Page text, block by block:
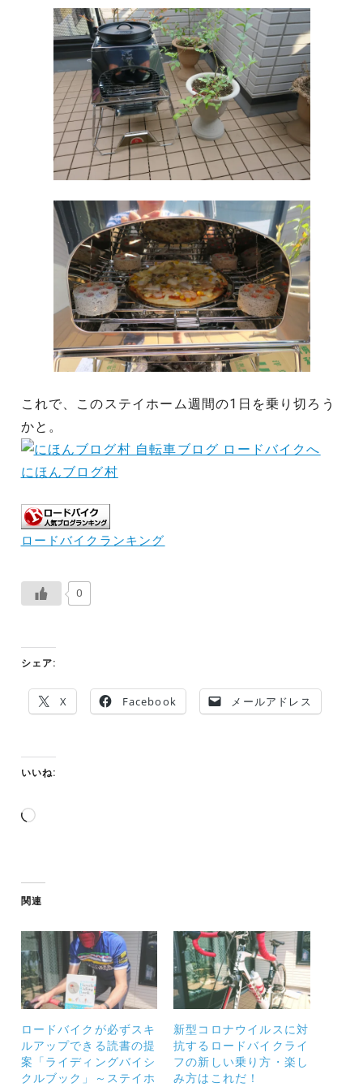
これで、このステイホーム週間の1日を乗り切ろう
かと。
にほんブログ村
ロードバイクランキング
0
シェア:
X Facebook メールアドレス
いいね:
読
中…
関連
ロードバイクが必ずスキ
ルアップできる読書の提
案「ライディングバイシ
クルブック」～ステイホ
新型コロナウイルスに対
抗するロードバイクライ
フの新しい乗り方・楽し
み方はこれだ！